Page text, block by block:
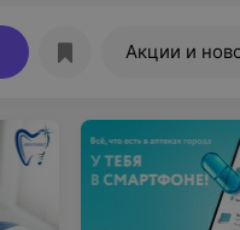
Акции и